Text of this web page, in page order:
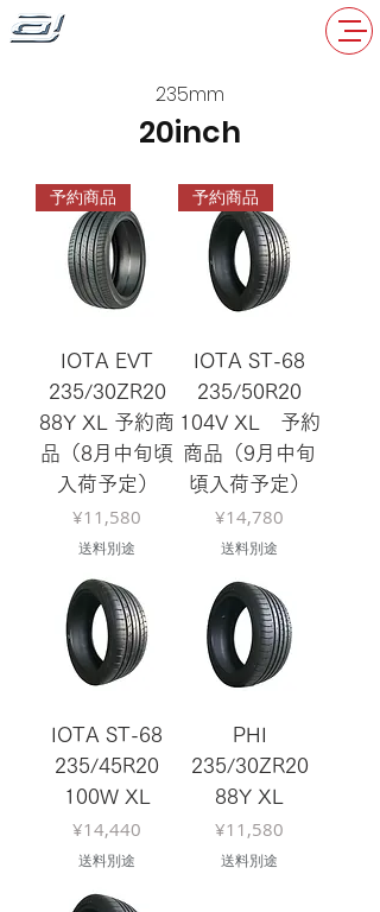
235mm
20inch
予約商品
IOTA EVT
235/30ZR20
88Y XL 予約商
品（8月中旬頃
入荷予定）
Price
¥11,580
送料別途
予約商品
IOTA ST-68
235/50R20
104V XL 予約
商品（9月中旬
頃入荷予定）
Price
¥14,780
送料別途
IOTA ST-68
235/45R20
100W XL
Price
¥14,440
送料別途
PHI
235/30ZR20
88Y XL
Price
¥11,580
送料別途